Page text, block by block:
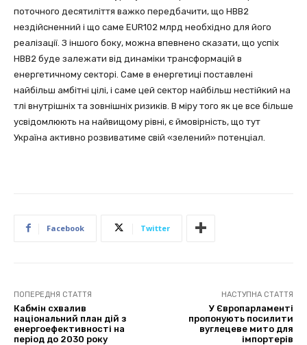
поточного десятиліття важко передбачити, що НВВ2
нездійсненний і що саме EUR102 млрд необхідно для його
реалізації. З іншого боку, можна впевнено сказати, що успіх
НВВ2 буде залежати від динаміки трансформацій в
енергетичному секторі. Саме в енергетиці поставлені
найбільш амбітні цілі, і саме цей сектор найбільш нестійкий на
тлі внутрішніх та зовнішніх ризиків. В міру того як це все більше
усвідомлюють на найвищому рівні, є ймовірність, що тут
Україна активно розвиватиме свій «зелений» потенціал.
Facebook Twitter
ПОПЕРЕДНЯ СТАТТЯ
Кабмін схвалив
національний план дій з
енергоефективності на
період до 2030 року
НАСТУПНА СТАТТЯ
У Європарламенті
пропонують посилити
вуглецеве мито для
імпортерів